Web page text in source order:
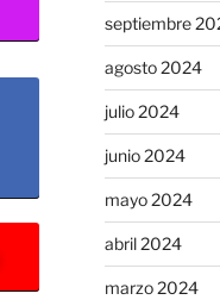
septiembre
agosto 2024
julio 2024
junio 2024
mayo 2024
abril 2024
marzo 2024